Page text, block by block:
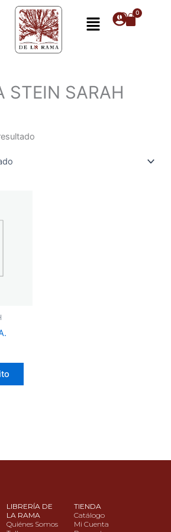
Menú
STEIN SARAH
LIBRERÍA DE
LA RAMA
Quiénes Somos
TIENDA
Catálogo
Mi Cuenta